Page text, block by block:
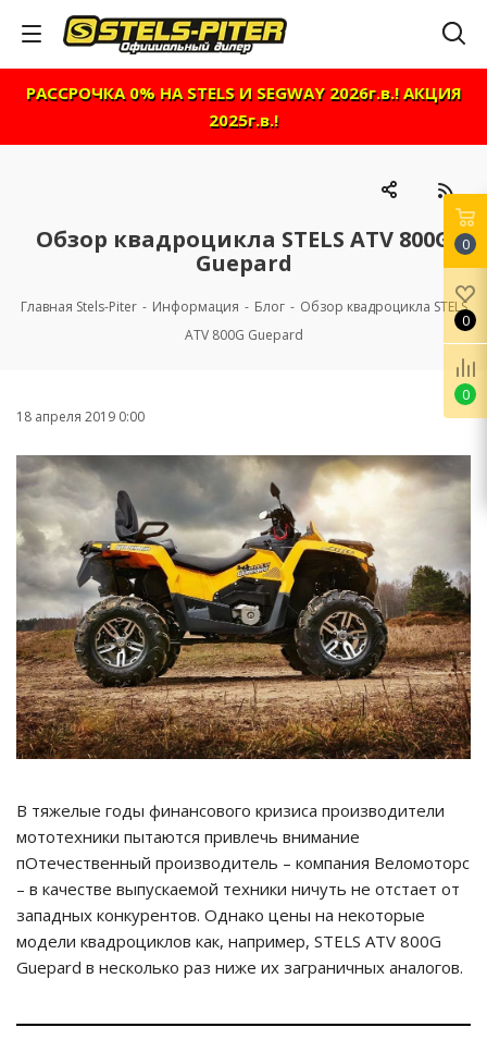
РАССРОЧКА 0% НА STELS И SEGWAY 2026г.в.! АКЦИЯ
2025г.в.!
Обзор квадроцикла STELS ATV 800G
Guepard
Главная Stels-Piter - Информация - Блог - Обзор квадроцикла STELS
ATV 800G Guepard
18 апреля 2019 0:00
В тяжелые годы финансового кризиса производители
мототехники пытаются привлечь внимание
пОтечественный производитель – компания Веломоторс
– в качестве выпускаемой техники ничуть не отстает от
западных конкурентов. Однако цены на некоторые
модели квадроциклов как, например, STELS ATV 800G
Guepard в несколько раз ниже их заграничных аналогов.
0
0
0